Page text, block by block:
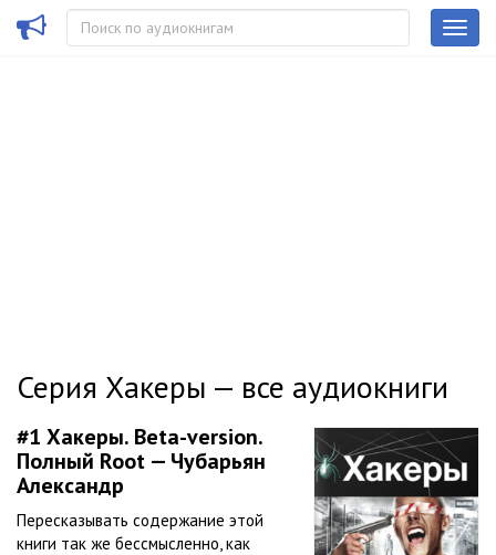
Серия Хакеры — все аудиокниги
#1 Хакеры. Beta-version.
Полный Root — Чубарьян
Александр
Пересказывать содержание этой
книги так же бессмысленно, как